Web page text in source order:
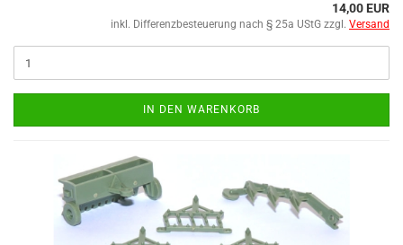
14,00 EUR
inkl. Differenzbesteuerung nach § 25a UStG zzgl. Versand
IN DEN WARENKORB